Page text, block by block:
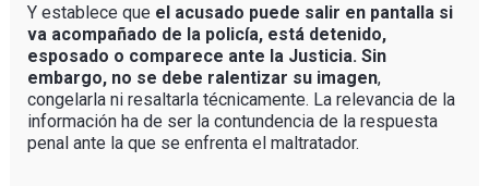
Y establece que el acusado puede salir en pantalla si
va acompañado de la policía, está detenido,
esposado o comparece ante la Justicia. Sin
embargo, no se debe ralentizar su imagen,
congelarla ni resaltarla técnicamente. La relevancia de la
información ha de ser la contundencia de la respuesta
penal ante la que se enfrenta el maltratador.